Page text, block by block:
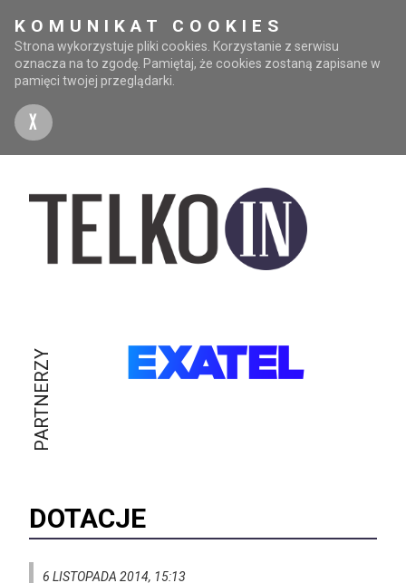
KOMUNIKAT COOKIES
Strona wykorzystuje pliki cookies. Korzystanie z serwisu
oznacza na to zgodę. Pamiętaj, że cookies zostaną zapisane w
pamięci twojej przeglądarki.
X
PARTNERZY
DOTACJE
6 LISTOPADA 2014, 15:13